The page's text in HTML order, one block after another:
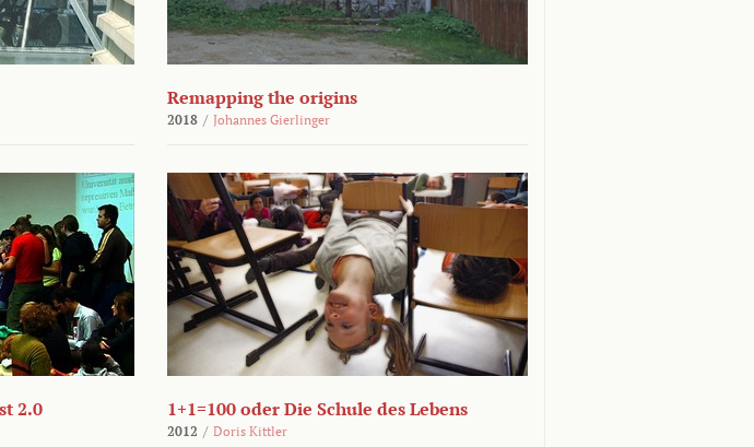
Remapping the origins
2018 / Johannes Gierlinger
2.0 1+1=100 oder Die Schule des Lebens
2012 / Doris Kittler